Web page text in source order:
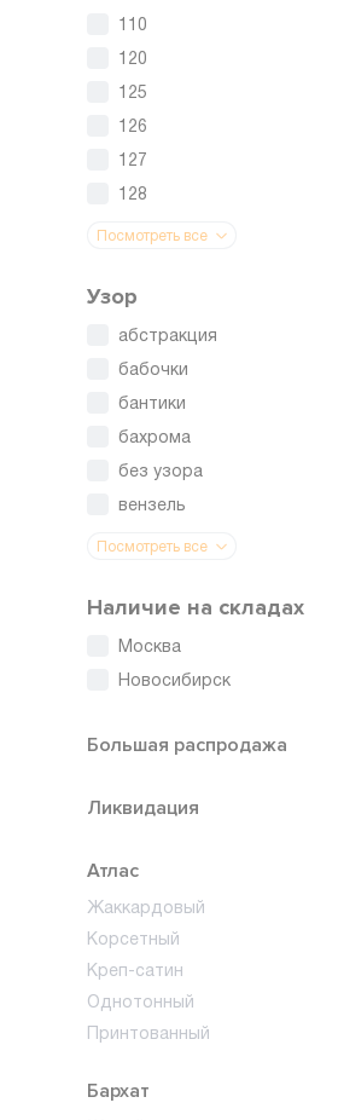
110
120
125
126
127
128
Посмотреть все
Узор
абстракция
бабочки
бантики
бахрома
без узора
вензель
Посмотреть все
Наличие на складах
Москва
Новосибирск
Большая распродажа
Ликвидация
Атлас
Жаккардовый
Корсетный
Креп-сатин
Однотонный
Принтованный
Бархат